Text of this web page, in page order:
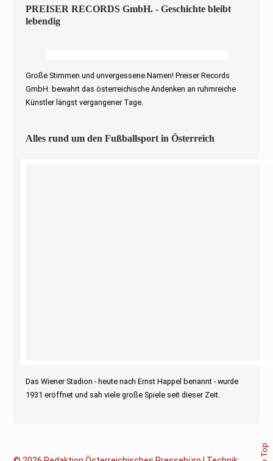
PREISER RECORDS GmbH. - Geschichte bleibt
lebendig
Große Stimmen und unvergessene Namen! Preiser Records
GmbH. bewahrt das österreichische Andenken an ruhmreiche
Künstler längst vergangener Tage.
Alles rund um den Fußballsport in Österreich
Das Wiener Stadion - heute nach Ernst Happel benannt - wurde
1931 eröffnet und sah viele große Spiele seit dieser Zeit.